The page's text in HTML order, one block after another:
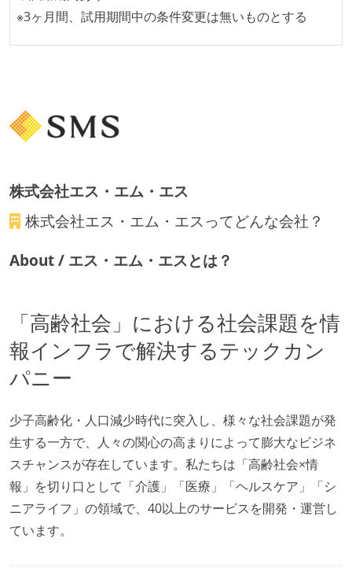
職業安定法に対応する記載事項
※3ヶ月間、試用期間中の条件変更は無いものとする
株式会社エス・エム・エス
株式会社エス・エム・エスってどんな会社？
About / エス・エム・エスとは？
「高齢社会」における社会課題を情
報インフラで解決するテックカン
パニー
少子高齢化・人口減少時代に突入し、様々な社会課題が発
生する一方で、人々の関心の高まりによって膨大なビジネ
スチャンスが存在しています。私たちは「高齢社会×情
報」を切り口として「介護」「医療」「ヘルスケア」「シ
ニアライフ」の領域で、40以上のサービスを開発・運営し
ています。